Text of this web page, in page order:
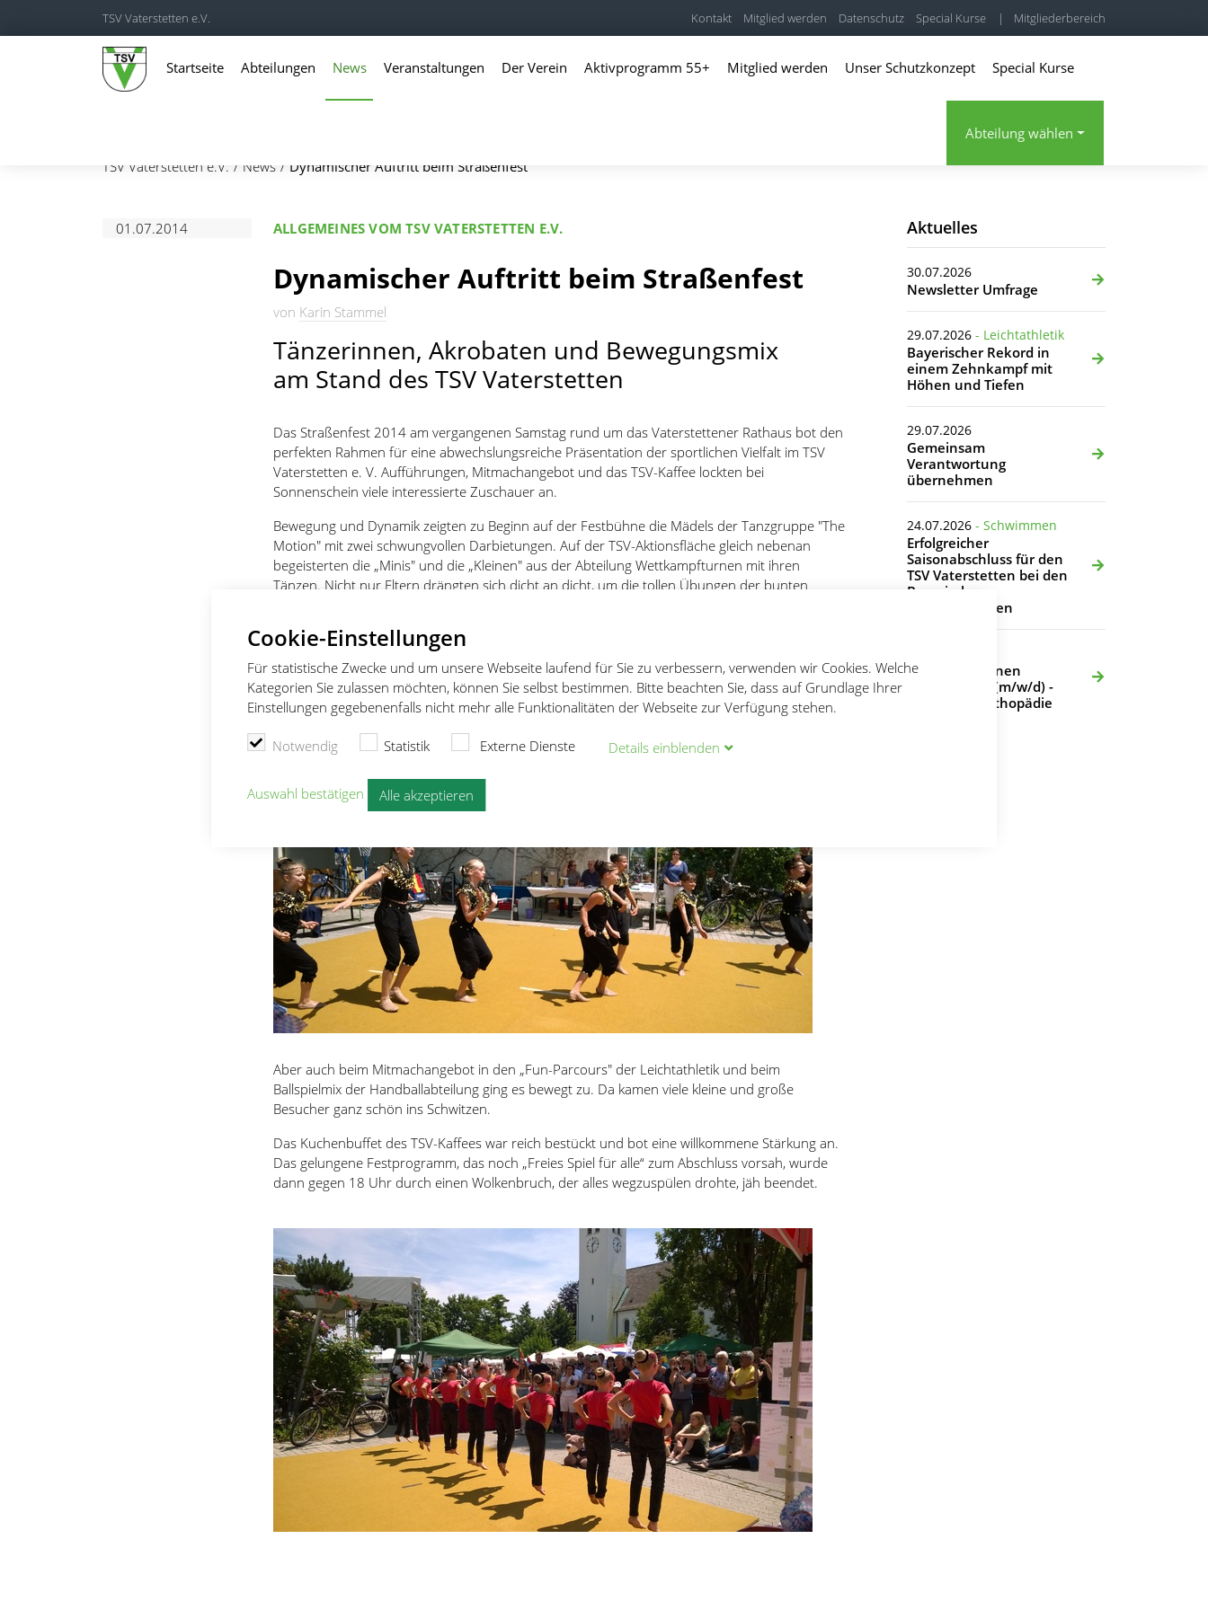
Cookie-Einstellungen
Für statistische Zwecke und um unsere Webseite laufend für Sie zu verbessern, verwenden wir Cookies. Welche
Kategorien Sie zulassen möchten, können Sie selbst bestimmen. Bitte beachten Sie, dass auf Grundlage Ihrer
Einstellungen gegebenenfalls nicht mehr alle Funktionalitäten der Webseite zur Verfügung stehen.
Notwendig Statistik Externe Dienste Details einblenden
Auswahl bestätigen Alle akzeptieren
TSV Vaterstetten e.V. Kontakt Mitglied werden Datenschutz Special Kurse | Mitgliederbereich
Startseite Abteilungen News Veranstaltungen Der Verein Aktivprogramm 55+ Mitglied werden Unser Schutzkonzept Special Kurse
Abteilung wählen
TSV Vaterstetten e.V.
News Dynamischer Auftritt beim Straßenfest
01.07.2014 ALLGEMEINES VOM TSV VATERSTETTEN E.V.
Dynamischer Auftritt beim Straßenfest
von Karin Stammel
Tänzerinnen, Akrobaten und Bewegungsmix
am Stand des TSV Vaterstetten
Das Straßenfest 2014 am vergangenen Samstag rund um das Vaterstettener Rathaus bot den
perfekten Rahmen für eine abwechslungsreiche Präsentation der sportlichen Vielfalt im TSV
Vaterstetten e. V. Aufführungen, Mitmachangebot und das TSV-Kaffee lockten bei
Sonnenschein viele interessierte Zuschauer an.
Bewegung und Dynamik zeigten zu Beginn auf der Festbühne die Mädels der Tanzgruppe "The
Motion" mit zwei schwungvollen Darbietungen. Auf der TSV-Aktionsfläche gleich nebenan
begeisterten die „Minis" und die „Kleinen" aus der Abteilung Wettkampfturnen mit ihren
Tänzen. Nicht nur Eltern drängten sich dicht an dicht, um die tollen Übungen der bunten
und Überschlägen über die Teppichfläche. Die vielen begeisterten Zuschauer verstopften
regelrecht die Straße. Ein ebenso großes Interesse erregten die „Bewegungskünstler", die mit
Waveboard und Einrad zeigten, welche Körperbeherrschung bei ihnen im Training geübt wird.
Aber auch beim Mitmachangebot in den „Fun-Parcours" der Leichtathletik und beim
Ballspielmix der Handballabteilung ging es bewegt zu. Da kamen viele kleine und große
Besucher ganz schön ins Schwitzen.
Das Kuchenbuffet des TSV-Kaffees war reich bestückt und bot eine willkommene Stärkung an.
Das gelungene Festprogramm, das noch „Freies Spiel für alle“ zum Abschluss vorsah, wurde
dann gegen 18 Uhr durch einen Wolkenbruch, der alles wegzuspülen drohte, jäh beendet.
Aktuelles
30.07.2026
Newsletter Umfrage
29.07.2026 - Leichtathletik
Bayerischer Rekord in
einem Zehnkampf mit
Höhen und Tiefen
29.07.2026
Gemeinsam
Verantwortung
übernehmen
24.07.2026 - Schwimmen
Erfolgreicher
Saisonabschluss für den
TSV Vaterstetten bei den
Bayerischen
Meisterschaften
Wir suchen einen
Übungsleiter (m/w/d) -
Rehasport Orthopädie